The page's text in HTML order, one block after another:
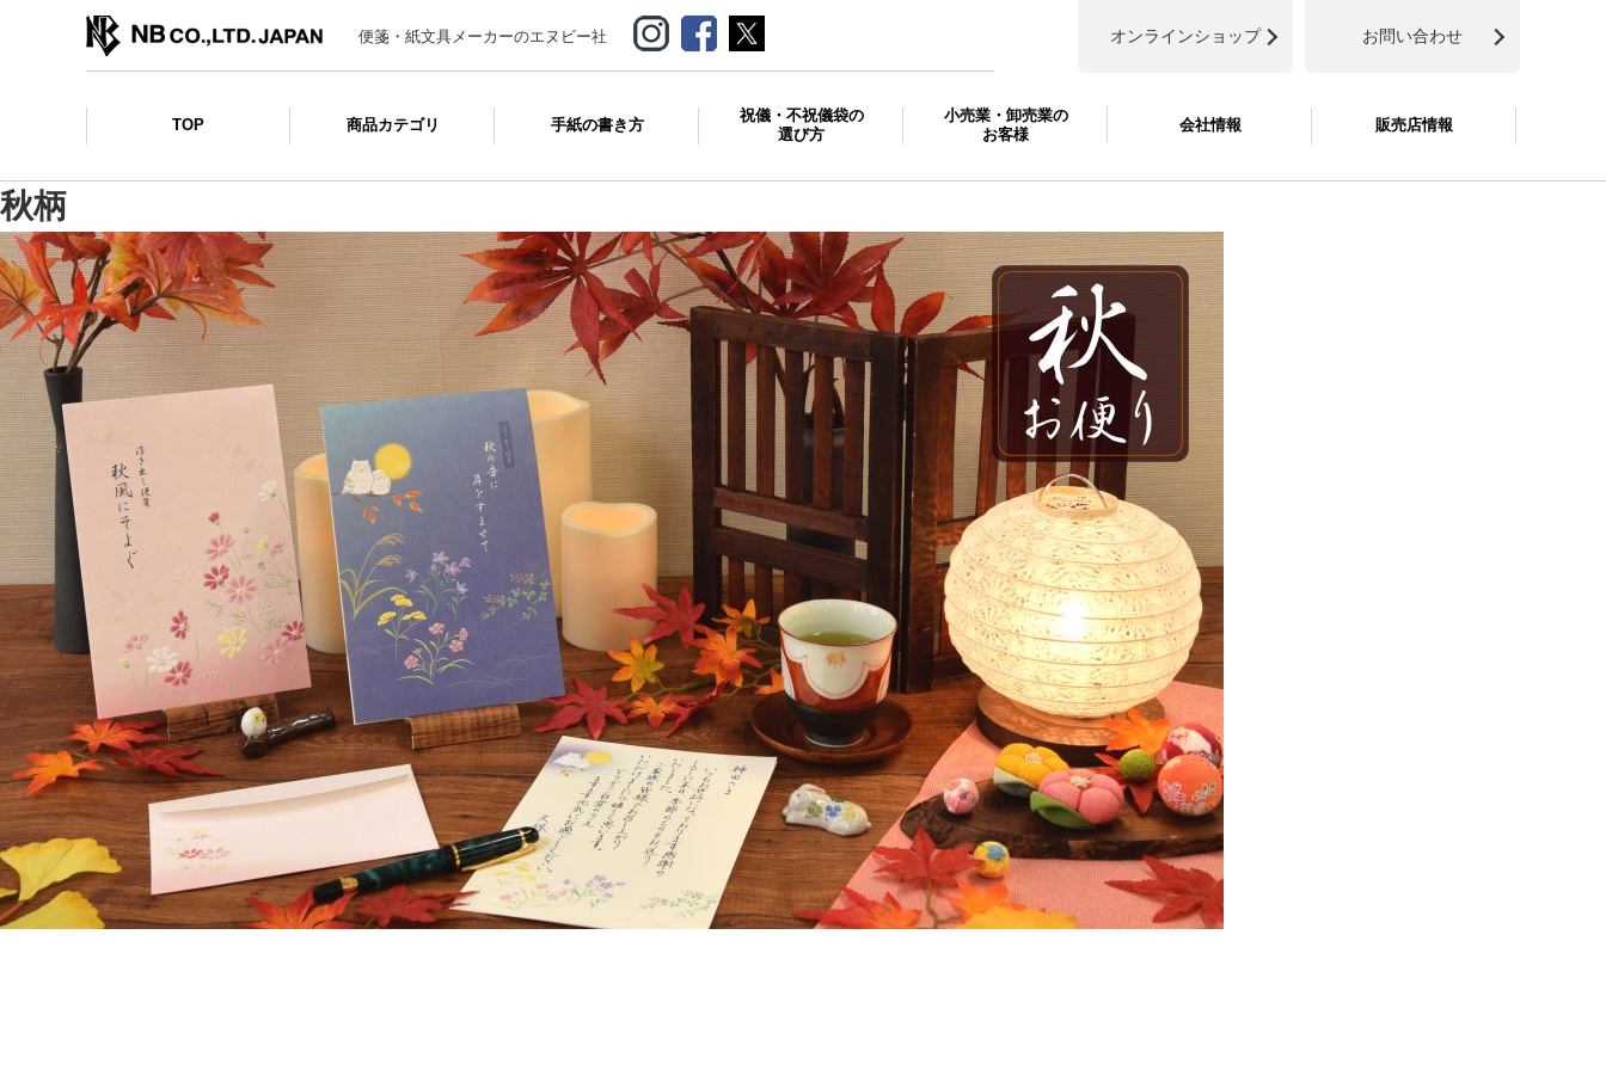
便箋・紙文具メーカーのエヌビー社 お問い合わせ
オンラインショップ
TOP 商品カテゴリ 手紙の書き方
祝儀・不祝儀袋の
選び方
小売業・卸売業の
お客様
会社情報 販売店情報
秋柄